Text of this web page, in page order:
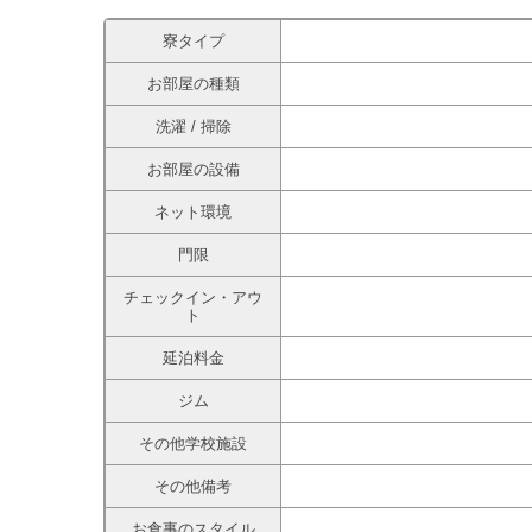
寮タイプ
お部屋の種類
洗濯 / 掃除
お部屋の設備
ネット環境
門限
チェックイン・アウ
ト
延泊料金
ジム
その他学校施設
その他備考